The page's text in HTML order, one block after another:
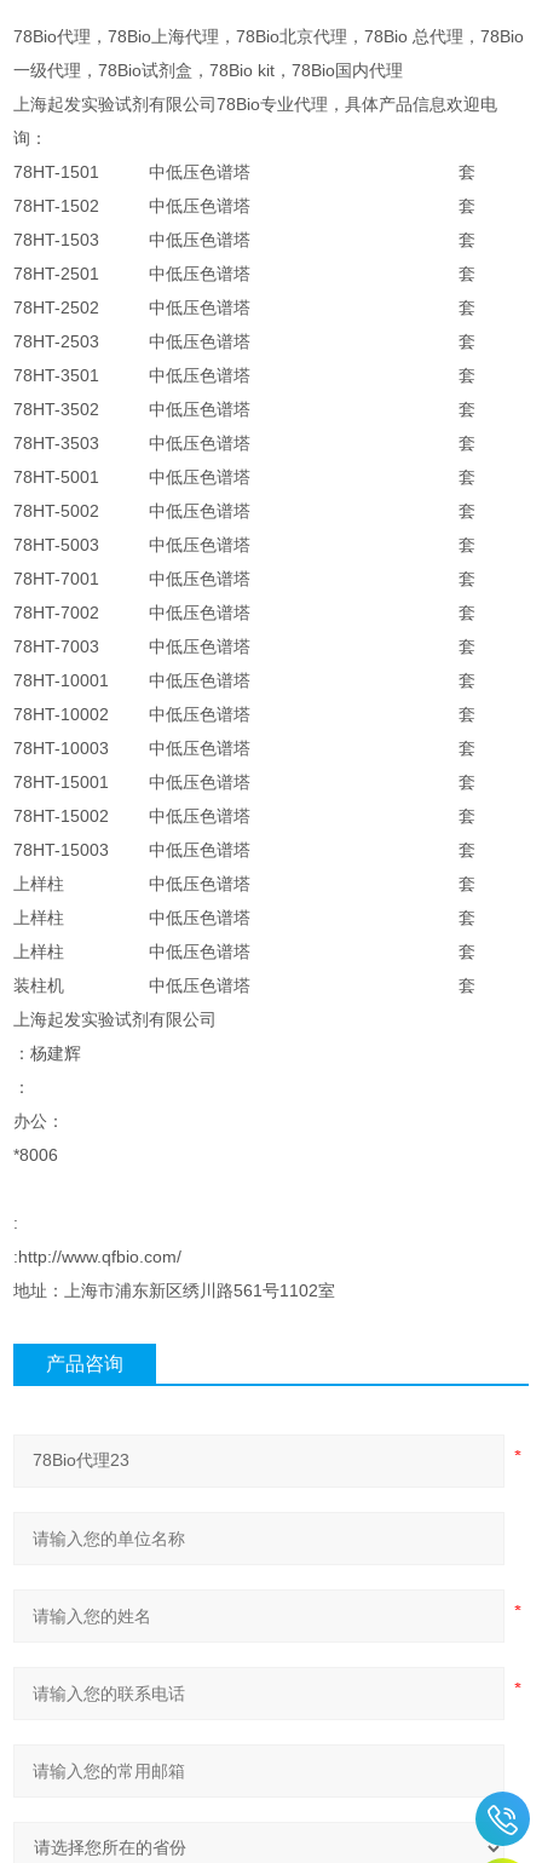
78Bio代理，78Bio上海代理，78Bio北京代理，78Bio 总代理，78Bio
一级代理，78Bio试剂盒，78Bio kit，78Bio国内代理
上海起发实验试剂有限公司78Bio专业代理，具体产品信息欢迎电
询：
78HT-1501
中低压色谱塔
套
78HT-1502
中低压色谱塔
套
78HT-1503
中低压色谱塔
套
78HT-2501
中低压色谱塔
套
78HT-2502
中低压色谱塔
套
78HT-2503
中低压色谱塔
套
78HT-3501
中低压色谱塔
套
78HT-3502
中低压色谱塔
套
78HT-3503
中低压色谱塔
套
78HT-5001
中低压色谱塔
套
78HT-5002
中低压色谱塔
套
78HT-5003
中低压色谱塔
套
78HT-7001
中低压色谱塔
套
78HT-7002
中低压色谱塔
套
78HT-7003
中低压色谱塔
套
78HT-10001
中低压色谱塔
套
78HT-10002
中低压色谱塔
套
78HT-10003
中低压色谱塔
套
78HT-15001
中低压色谱塔
套
78HT-15002
中低压色谱塔
套
78HT-15003
中低压色谱塔
套
上样柱
中低压色谱塔
套
上样柱
中低压色谱塔
套
上样柱
中低压色谱塔
套
装柱机
中低压色谱塔
套
上海起发实验试剂有限公司
：杨建辉
：
办公：
*8006
:
:http://www.qfbio.com/
地址：上海市浦东新区绣川路561号1102室
产品咨询